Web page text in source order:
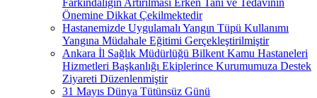
Önemine Dikkat Çekilmektedir
Hastanemizde Uygulamalı Yangın Tüpü Kullanımı
Yangına Müdahale Eğitimi Gerçekleştirilmiştir
Ankara İl Sağlık Müdürlüğü Bilkent Kamu Hastaneleri
Hizmetleri Başkanlığı Ekiplerince Kurumumuza Destek
Ziyareti Düzenlenmiştir
31 Mayıs Dünya Tütünsüz Günü